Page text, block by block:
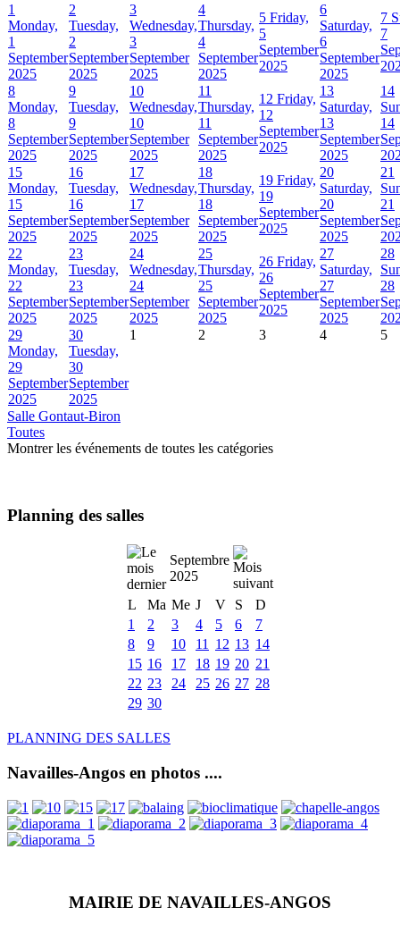
1
Monday,
1
September
2025
2
Tuesday,
2
September
2025
3
Wednesday,
3
September
2025
4
Thursday,
4
September
2025
5 Friday,
5
September
2025
6
Saturday,
6
September
2025
7
7
8
Monday,
8
September
2025
9
Tuesday,
9
September
2025
10
Wednesday,
10
September
2025
11
Thursday,
11
September
2025
12 Friday,
12
September
2025
13
Saturday,
13
September
2025
14
14
15
Monday,
15
September
2025
16
Tuesday,
16
September
2025
17
Wednesday,
17
September
2025
18
Thursday,
18
September
2025
19 Friday,
19
September
2025
20
Saturday,
20
September
2025
21
21
22
Monday,
22
September
2025
23
Tuesday,
23
September
2025
24
Wednesday,
24
September
2025
25
Thursday,
25
September
2025
26 Friday,
26
September
2025
27
Saturday,
27
September
2025
28
28
29
Monday,
29
September
2025
30
Tuesday,
30
September
2025
1 2 3 4 5
Salle Gontaut-Biron
Toutes
Montrer les événements de toutes les catégories
Planning des salles
Septembre
2025
L
Ma Me J V S
D
1
2 3 4 5 6
7
8
9 10 11 12 13 14
15 16 17 18 19 20 21
22 23 24 25 26 27 28
29 30
PLANNING DES SALLES
Navailles-Angos en photos ....
MAIRIE DE NAVAILLES-ANGOS